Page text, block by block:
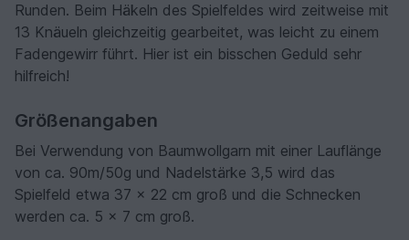
Runden. Beim Häkeln des Spielfeldes wird zeitweise mit
13 Knäueln gleichzeitig gearbeitet, was leicht zu einem
Fadengewirr führt. Hier ist ein bisschen Geduld sehr
hilfreich!
Größenangaben
Bei Verwendung von Baumwollgarn mit einer Lauflänge
von ca. 90m/50g und Nadelstärke 3,5 wird das
Spielfeld etwa 37 x 22 cm groß und die Schnecken
werden ca. 5 x 7 cm groß.